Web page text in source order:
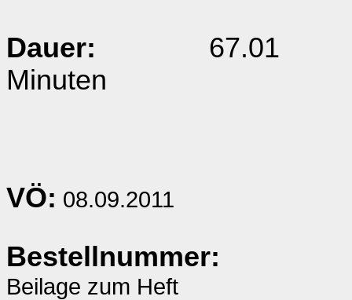
Dauer: 67.01
Minuten
VÖ: 08.09.2011
Bestellnummer:
Beilage zum Heft